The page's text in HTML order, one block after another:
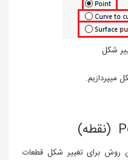
شکل
میپردازیم.
روش برای تغییر شکل قطعات